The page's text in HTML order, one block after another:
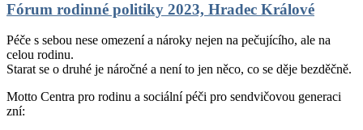
Fórum rodinné politiky 2023, Hradec Králové
Péče s sebou nese omezení a nároky nejen na pečujícího, ale na
celou rodinu.
Starat se o druhé je náročné a není to jen něco, co se děje bezděčně.
Motto Centra pro rodinu a sociální péči pro sendvičovou generaci
zní: